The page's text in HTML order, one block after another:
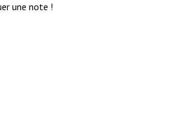
une note !